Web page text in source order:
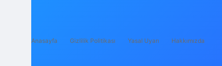
Anasayfa Gizlilik Politikası Yasal Uyarı Hakkımızda